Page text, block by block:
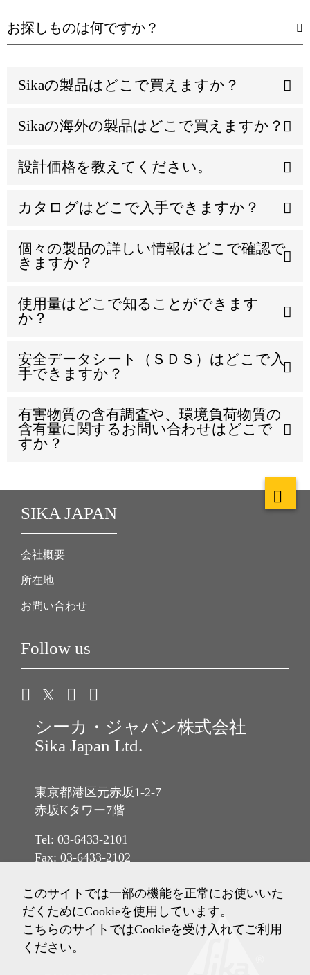
Sikaの製品はどこで買えますか？
Sikaの海外の製品はどこで買えますか？
設計価格を教えてください。
カタログはどこで入手できますか？
個々の製品の詳しい情報はどこで確認で
きますか？
使用量はどこで知ることができます
か？
安全データシート（ＳＤＳ）はどこで入
手できますか？
有害物質の含有調査や、環境負荷物質の
含有量に関するお問い合わせはどこで
すか？
SIKA JAPAN
会社概要
所在地
お問い合わせ
Follow us
シーカ・ジャパン株式会社
Sika Japan Ltd.
東京都港区元赤坂1-2-7
赤坂Kタワー7階
Tel: 03-6433-2101
Fax: 03-6433-2102
このサイトでは一部の機能を正常にお使いいた
だくためにCookieを使用しています。
こちらのサイトではCookieを受け入れてご利用
ください。